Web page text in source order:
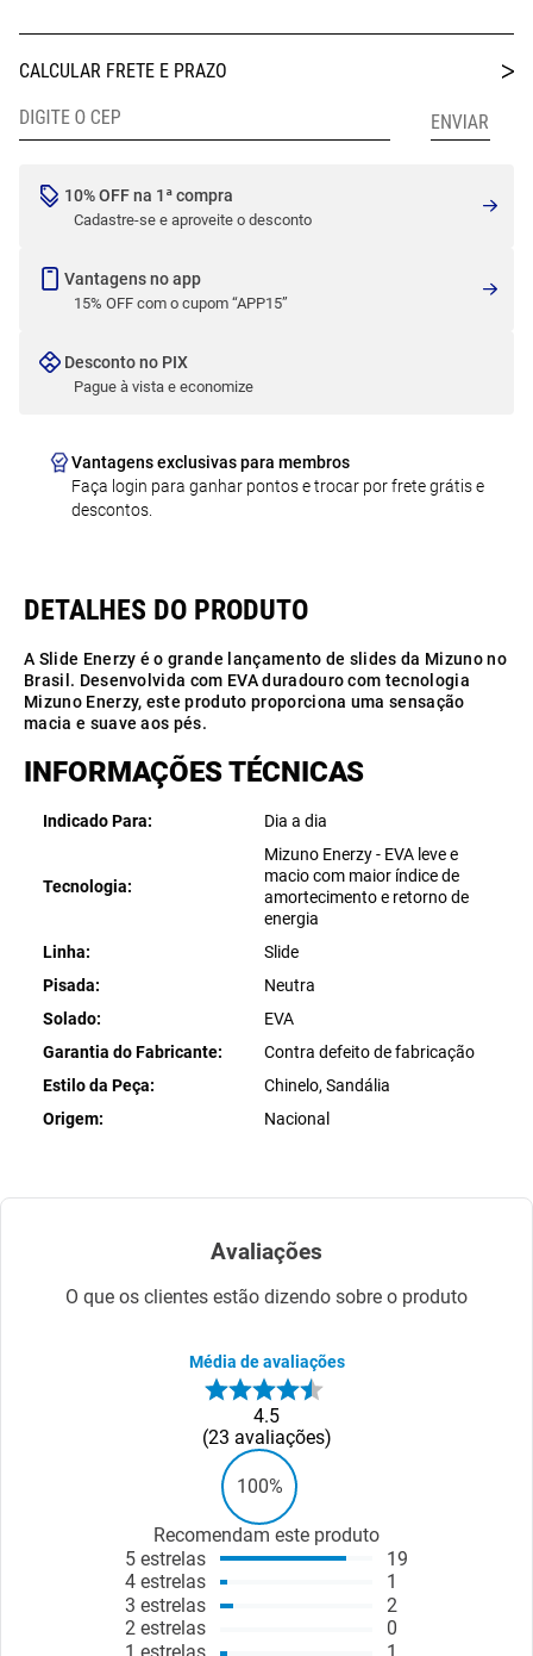
10% OFF na 1ª compra
Cadastre-se e aproveite o desconto
Vantagens no app
15% OFF com o cupom “APP15”
Desconto no PIX
Pague à vista e economize
Vantagens exclusivas para membros
Faça login para ganhar pontos e trocar por frete grátis e
descontos.
A Slide Enerzy é o grande lançamento de slides da Mizuno no
Brasil. Desenvolvida com EVA duradouro com tecnologia
Mizuno Enerzy, este produto proporciona uma sensação
macia e suave aos pés.
INFORMAÇÕES TÉCNICAS
Indicado Para Dia a dia
Tecnologia
Mizuno Enerzy - EVA leve e
macio com maior índice de
amortecimento e retorno de
energia
Linha
Slide
Pisada
Neutra
Solado
EVA
Garantia do Fabricante
Contra defeito de fabricação
Estilo da Peça
Chinelo, Sandália
Origem
Nacional
Avaliações
O que os clientes estão dizendo sobre o produto
Média de avaliações
4.5
23 avaliações
100%
Recomendam este produto
5 estrelas
4 estrelas
3 estrelas
2 estrelas
19
1
2
0